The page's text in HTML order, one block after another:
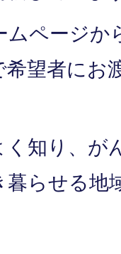
ムページか
希望者にお
く知り、が
暮らせる地